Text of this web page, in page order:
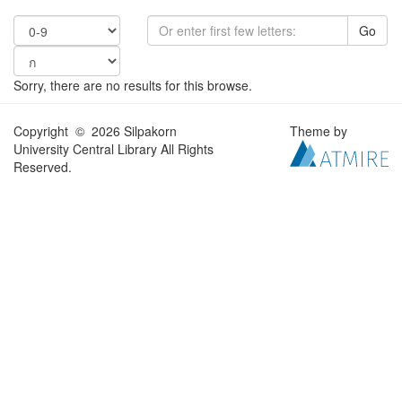
Go
Sorry, there are no results for this browse.
Copyright © 2026 Silpakorn
University Central Library All Rights
Reserved.
Theme by